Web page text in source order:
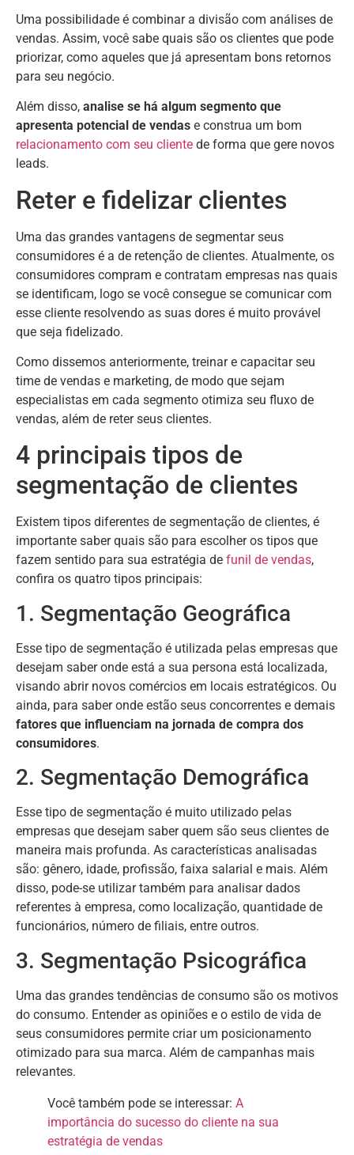
Uma possibilidade é combinar a divisão com análises de
vendas. Assim, você sabe quais são os clientes que pode
priorizar, como aqueles que já apresentam bons retornos
para seu negócio.
Além disso, analise se há algum segmento que
apresenta potencial de vendas e construa um bom
relacionamento com seu cliente de forma que gere novos
leads.
Reter e fidelizar clientes
Uma das grandes vantagens de segmentar seus
consumidores é a de retenção de clientes. Atualmente, os
consumidores compram e contratam empresas nas quais
se identificam, logo se você consegue se comunicar com
esse cliente resolvendo as suas dores é muito provável
que seja fidelizado.
Como dissemos anteriormente, treinar e capacitar seu
time de vendas e marketing, de modo que sejam
especialistas em cada segmento otimiza seu fluxo de
vendas, além de reter seus clientes.
4 principais tipos de
segmentação de clientes
Existem tipos diferentes de segmentação de clientes, é
importante saber quais são para escolher os tipos que
fazem sentido para sua estratégia de funil de vendas,
confira os quatro tipos principais:
1. Segmentação Geográfica
Esse tipo de segmentação é utilizada pelas empresas que
desejam saber onde está a sua persona está localizada,
visando abrir novos comércios em locais estratégicos. Ou
ainda, para saber onde estão seus concorrentes e demais
fatores que influenciam na jornada de compra dos
consumidores.
2. Segmentação Demográfica
Esse tipo de segmentação é muito utilizado pelas
empresas que desejam saber quem são seus clientes de
maneira mais profunda. As características analisadas
são: gênero, idade, profissão, faixa salarial e mais. Além
disso, pode-se utilizar também para analisar dados
referentes à empresa, como localização, quantidade de
funcionários, número de filiais, entre outros.
3. Segmentação Psicográfica
Uma das grandes tendências de consumo são os motivos
do consumo. Entender as opiniões e o estilo de vida de
seus consumidores permite criar um posicionamento
otimizado para sua marca. Além de campanhas mais
relevantes.
Você também pode se interessar: A
importância do sucesso do cliente na sua
estratégia de vendas